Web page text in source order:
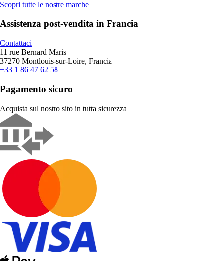
Scopri tutte le nostre marche
Assistenza post-vendita in Francia
Contattaci
11 rue Bernard Maris
37270 Montlouis-sur-Loire, Francia
+33 1 86 47 62 58
Pagamento sicuro
Acquista sul nostro sito in tutta sicurezza